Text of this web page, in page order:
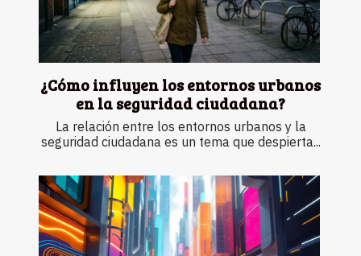
¿Cómo influyen los entornos urbanos
en la seguridad ciudadana?
La relación entre los entornos urbanos y la
seguridad ciudadana es un tema que despierta...